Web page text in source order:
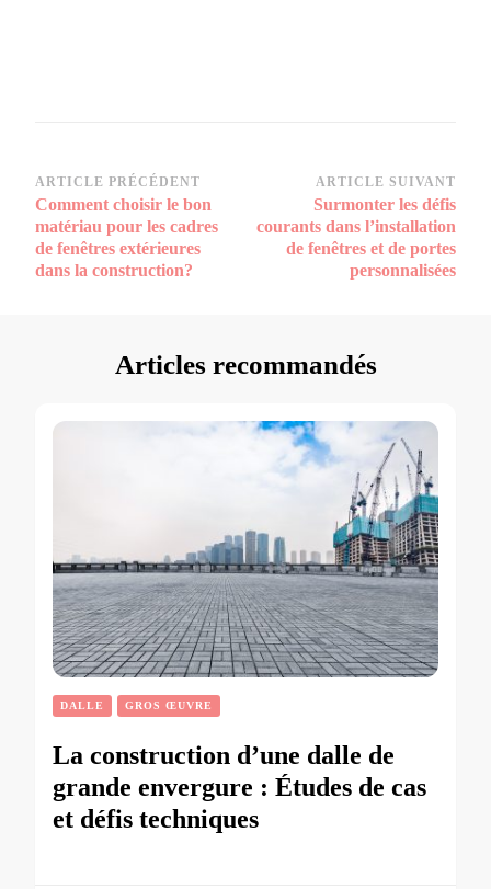
Navigation
d’article
ARTICLE PRÉCÉDENT
Comment choisir le bon
matériau pour les cadres
de fenêtres extérieures
dans la construction?
ARTICLE SUIVANT
Surmonter les défis
courants dans l’installation
de fenêtres et de portes
personnalisées
Articles recommandés
DALLE GROS ŒUVRE
La construction d’une dalle de
grande envergure : Études de cas
et défis techniques